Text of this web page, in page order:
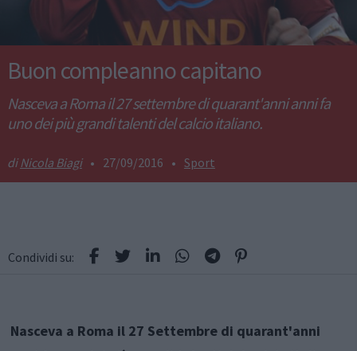
Buon compleanno capitano
Nasceva a Roma il 27 settembre di quarant'anni anni fa
uno dei più grandi talenti del calcio italiano.
Nicola Biagi • 27/09/2016 • Sport
Condividi su:
Nasceva a Roma il 27 Settembre di quarant'anni